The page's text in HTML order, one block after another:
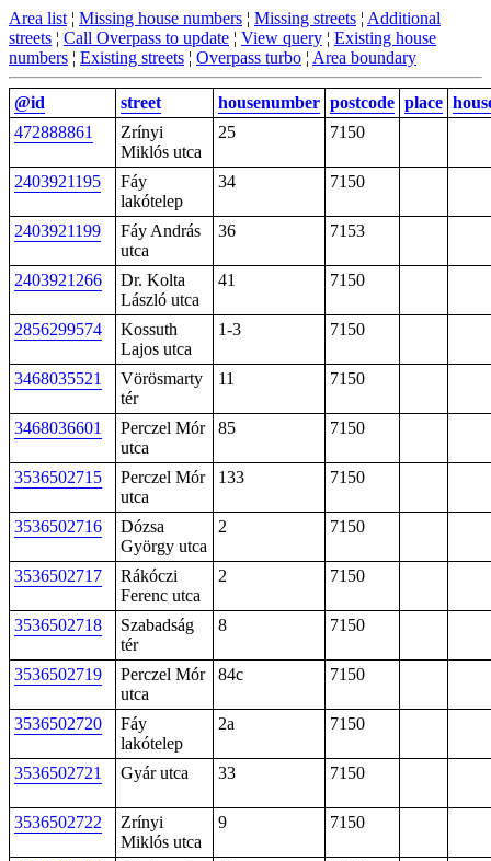
Area list ¦ Missing house numbers ¦ Missing streets ¦ Additional
streets ¦ Call Overpass to update ¦ View query ¦ Existing house
numbers ¦ Existing streets ¦ Overpass turbo ¦ Area boundary
@id street housenumber postcode place
472888861
Zrínyi
Miklós utca
25 7150
2403921195
Fáy
lakótelep
34 7150
2403921199
Fáy András
utca
36 7153
2403921266
Dr. Kolta
László utca
41 7150
2856299574
Kossuth
Lajos utca
1-3 7150
3468035521
Vörösmarty
tér
11 7150
3468036601
Perczel Mór
utca
85 7150
3536502715
Perczel Mór
utca
133 7150
3536502716
Dózsa
György utca
2 7150
3536502717
Rákóczi
Ferenc utca
2 7150
3536502718
Szabadság
tér
8 7150
3536502719
Perczel Mór
utca
84c 7150
3536502720
Fáy
lakótelep
2a 7150
3536502721 Gyár utca 33 7150
3536502722
Zrínyi
Miklós utca
9 7150